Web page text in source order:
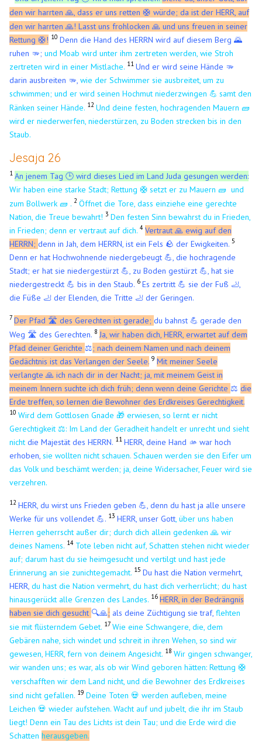
den wir harrten 🙏, dass er uns retten🛟 würde; da ist der HERR, auf
den wir harrten 🙏! Lasst uns frohlocken 🙏 und uns freuen in seiner
Rettung 🛟! 10 Denn die Hand des HERRN wird auf diesem Berg 🌄
ruhen 🫳;und Moab wird unter ihm zertreten werden, wie Stroh
zertreten wird in einer Mistlache. 11 Und er wird seine Hände 🫳
darin ausbreiten 🫳, wie der Schwimmer sie ausbreitet, um zu
schwimmen; und er wird seinen Hochmut niederzwingen💪 ​samt den
Ränken seiner Hände. 12 Und deine festen, hochragenden Mauern 🧱
wird er niederwerfen, niederstürzen, zu Boden strecken bis in den
Staub.
Jesaja 26
1 An jenem Tag 🕒 wird dieses Lied im Land Juda gesungen werden:
Wir haben eine starke Stadt; Rettung🛟 ​setzt er zu Mauern 🧱 und
zum Bollwerk 🧱 . 2 Öffnet die Tore, dass einziehe eine gerechte
Nation, die Treue bewahrt!3 Den festen Sinn bewahrst du in Frieden,
in Frieden; denn er vertraut auf dich.4 Vertraut 🙏 ewig auf den
HERRN;denn in Jah, dem HERRN, ist ein Fels 🪨 der Ewigkeiten.5
Denn er hat Hochwohnende niedergebeugt 💪, die hochragende
Stadt; er hat sie niedergestürzt 💪, zu Boden gestürzt 💪, hat sie
niedergestreckt 💪 bis in den Staub. 6 Es zertritt 💪 sie der Fuß 🦶,
die Füße 🦶 der Elenden, die Tritte 🦶 der Geringen.
7 Der Pfad 🛣️ des Gerechten ist gerade;du bahnst💪 ​gerade den
Weg 🛣️ des Gerechten. 8 Ja, wir haben dich, HERR, erwartet auf dem
Pfad deiner Gerichte ⚖️; nach deinem Namen und nach deinem
Gedächtnis ist das Verlangen der Seele. 9 Mit meiner Seele
verlangte 🙏 ich nach dir in der Nacht; ja, mit meinem Geist in
meinem Innern suchte ich dich früh; denn wenn deine Gerichte ⚖️die
Erde treffen, so lernen die Bewohner des Erdkreises Gerechtigkeit.
10 Wird dem Gottlosen Gnade 🎁 erwiesen, so lernt er nicht
Gerechtigkeit⚖️: Im Land der Geradheit handelt er unrecht und sieht
nichtdie Majestät des HERRN. 11 HERR, deine Hand 🫴 war hoch
erhoben, sie wollten nicht schauen. Schauen werden sie den Eifer um
das Volk und beschämt werden; ja, deine Widersacher, Feuer wird sie
verzehren.
12 HERR, du wirst uns Frieden geben 💪, denn du hast ja alle unsere
Werke für uns vollendet 💪. 13 HERR, unser Gott , über uns haben
Herren geherrscht außer dir; durch dich allein gedenken 🙏 wir
deines Namens. 14 Tote leben nicht auf, Schatten stehen nicht wieder
auf; darum hast du sie heimgesucht und vertilgt und hast jede
Erinnerung an sie zunichtegemacht. 15 Du hast die Nation vermehrt,
HERR, du hast die Nation vermehrt, du hast dich verherrlicht; du hast
hinausgerückt alle Grenzen des Landes. 16 HERR, in der Bedrängnis
haben sie dich gesucht 🔍🙏; als deine Züchtigung sie traf, flehten
sie mit flüsterndem Gebet. 17 Wie eine Schwangere, die, dem
Gebären nahe, sich windet und schreit in ihren Wehen, so sind wir
gewesen, HERR, fern von deinem Angesicht. 18 Wir gingen schwanger,
wir wanden uns; es war, als ob wir Wind geboren hätten: Rettung🛟
verschafften wir dem Land nicht, und die Bewohner des Erdkreises
sind nicht gefallen. 19 Deine Toten 💀 werden aufleben, meine
Leichen 💀 wieder aufstehen. Wacht auf und jubelt, die ihr im Staub
liegt! Denn ein Tau des Lichts ist dein Tau; und die Erde wird die
Schattenherausgeben.